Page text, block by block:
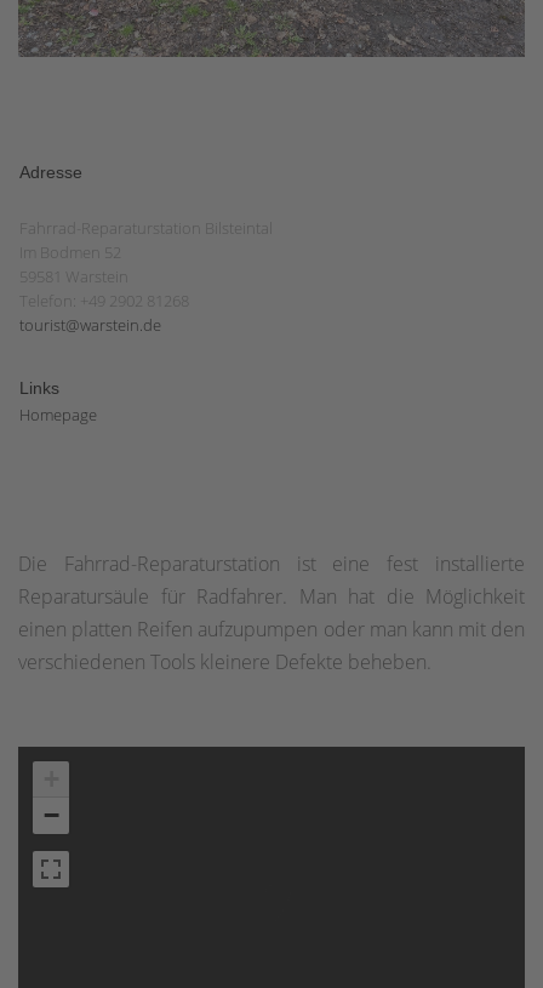
Adresse
Fahrrad-Reparaturstation Bilsteintal
Im Bodmen 52
59581 Warstein
Telefon: +49 2902 81268
tourist@warstein.de
Links
Homepage
Die Fahrrad-Reparaturstation ist eine fest installierte
Reparatursäule für Radfahrer. Man hat die Möglichkeit
einen platten Reifen aufzupumpen oder man kann mit den
verschiedenen Tools kleinere Defekte beheben.
−